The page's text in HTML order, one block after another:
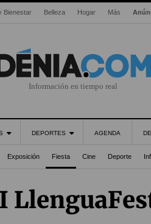
Bienestar Belleza Hogar Más
Información en tiempo real
DEPORTES AGENDA
Exposición Fiesta Cine Deporte